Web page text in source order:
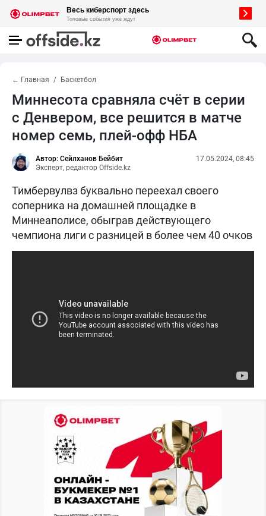
← Главная Баскетбол
Миннесота сравняла счёт в серии
с Денвером, все решится в матче
номер семь, плей-офф НБА
Автор: Сейлханов Бейбит
Эксперт, редактор Offside.kz
17.05.2024, 08:45
Тимбервулвз буквально переехал своего
соперника на домашней площадке в
Миннеаполисе, обыграв действующего
чемпиона лиги с разницей в более чем 40 очков